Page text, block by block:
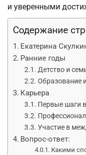
и уверенными
Содержание
Екатерина
Ранние годы
Детство и
Образование
Карьера
Первые шаги
Участие в
Вопрос-ответ:
Какими